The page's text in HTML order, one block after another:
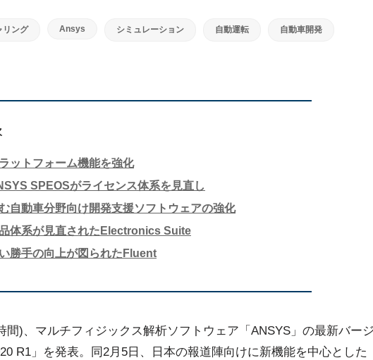
リング Ansys シミュレーション 自動運転 自動車開発
ットフォーム機能を強化
SPEOSがライセンス体系を見直し
自動車分野向け開発支援ソフトウェアの強化
体系が見直されたElectronics Suite
勝手の向上が図られたFluent
間)、マルチフィジックス解析ソフトウェア「ANSYS」の最新バージ
R1」を発表。同2月5日、日本の報道陣向けに新機能を中心とした